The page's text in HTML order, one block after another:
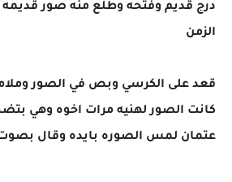
درج قديم وفتحه وطلع منه صور
الزمن
قعد على الكرسي وبص في الصور
كانت الصور لهنيه مرات اخوه وهي
عتمان لمس الصوره بايده وقال